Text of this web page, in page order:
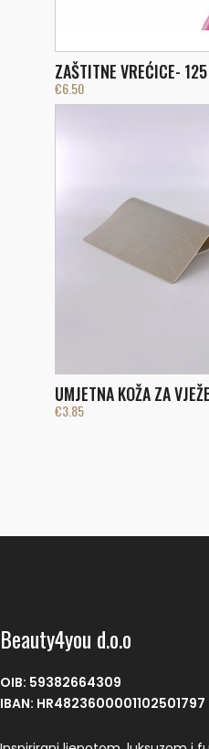
ZAŠTITNE VREĆICE-
€6.50
UMJETNA KOŽA ZA
€3.85
Beauty4you d.o.o
OIB: 59382664309
IBAN: HR4823600001102501797